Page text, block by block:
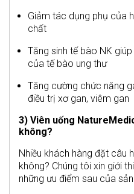
Giảm tác dụng phụ của
chất
Tăng sinh tế bào NK
của tế bào ung thư
Tăng cường chức năng
điều trị xơ gan, viêm gan
3) Viên uống
không?
Nhiều khách hàng đặt câu
không? Chúng tôi xin giới
những ưu điểm sau của